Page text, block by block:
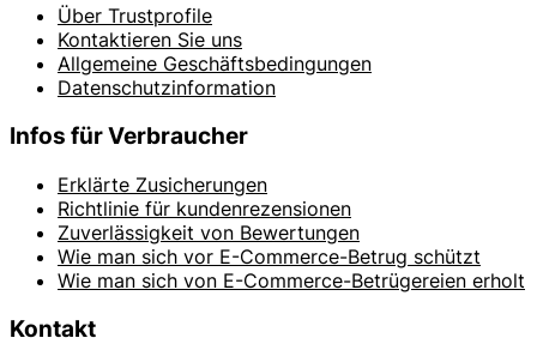
Über Trustprofile
Kontaktieren Sie uns
Allgemeine Geschäftsbedingungen
Datenschutzinformation
Infos für Verbraucher
Erklärte Zusicherungen
Richtlinie für kundenrezensionen
Zuverlässigkeit von Bewertungen
Wie man sich vor E-Commerce-Betrug schützt
Wie man sich von E-Commerce-Betrügereien erholt
Kontakt